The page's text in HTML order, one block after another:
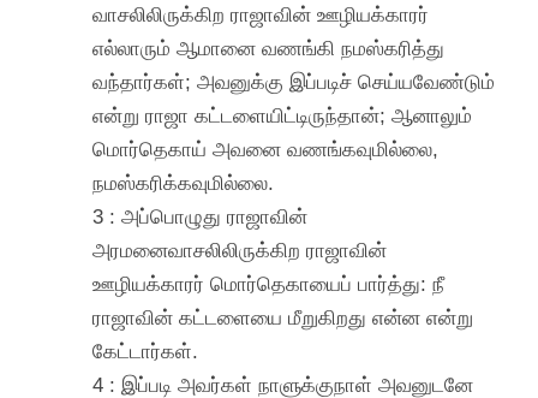
வாசலிலிருக்கிற ராஜாவின் ஊழியக்காரர்
எல்லாரும் ஆமானை வணங்கி நமஸ்கரித்து
வந்தார்கள்; அவனுக்கு இப்படிச் செய்யவேண்டும்
என்று ராஜா கட்டளையிட்டிருந்தான்; ஆனாலும்
மொர்தெகாய் அவனை வணங்கவுமில்லை,
நமஸ்கரிக்கவுமில்லை.
3 : அப்பொழுது ராஜாவின்
அரமனைவாசலிலிருக்கிற ராஜாவின்
ஊழியக்காரர் மொர்தெகாயைப் பார்த்து: நீ
ராஜாவின் கட்டளையை மீறுகிறது என்ன என்று
கேட்டார்கள்.
4 : இப்படி அவர்கள் நாளுக்குநாள் அவனுடனே